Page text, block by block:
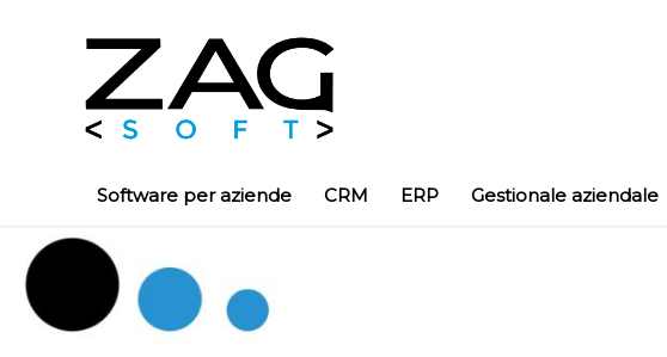
Software per aziende CRM ERP Gestionale aziendale